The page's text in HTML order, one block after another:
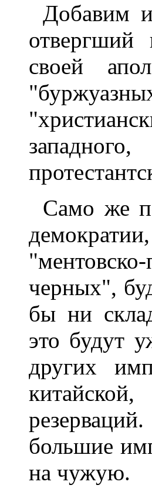
Добавим
отвергший
своей
Само же
черных",
бы ни
это будут
других
большие
на чужую.